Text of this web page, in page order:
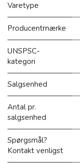
Varetype
Producentmærke
UNSPSC-
kategori
Salgsenhed
Antal pr.
salgsenhed
Spørgsmål?
Kontakt venligst